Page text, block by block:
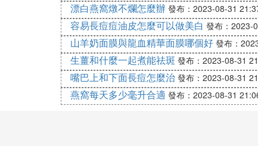
漂白燕窩燉不爛怎麼辦 發布：2023-08-31
容易長痘痘油皮怎麼可以做美白 發布：2023-
山羊奶面膜與龍血精華面膜哪個好 發布：
生薑和什麼一起煮能祛斑 發布：2023-08-31
嘴巴上和下面長痘怎麼治 發布：2023-08-31
燕窩每天多少毫升合適 發布：2023-08-31